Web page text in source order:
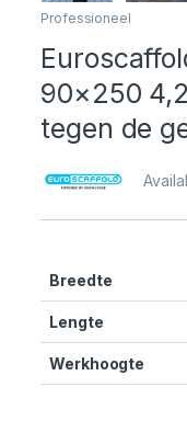
Professioneel
90×250
tegen de
Breedte
Lengte
Werkhoogte